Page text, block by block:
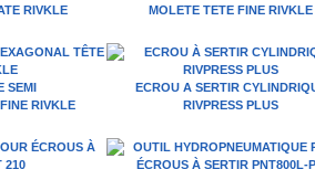
RIVKLE
MOLETE TETE FINE RIVKLE
SEMI
RIVKLE
ECROU A SERTIR
RIVPRESS PLUS